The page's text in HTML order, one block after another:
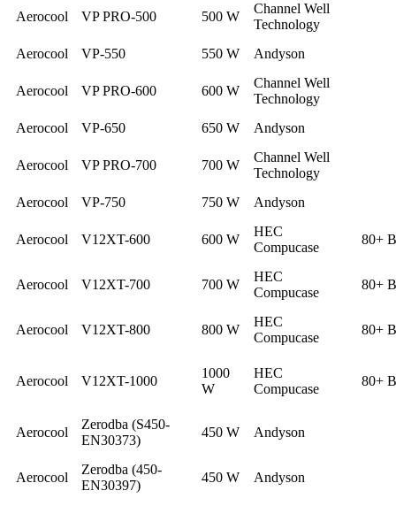
Aerocool VP PRO-500 500 W
Channel Well
Technology
Aerocool
VP-550 550 W Andyson
Aerocool VP PRO-600 600 W
Channel Well
Technology
Aerocool
VP-650 650 W Andyson
Aerocool VP PRO-700 700 W
Channel Well
Technology
Aerocool
VP-750 750 W Andyson
Aerocool V12XT-600 600 W
HEC
Compucase
80+
Aerocool V12XT-700 700 W
HEC
Compucase
80+
Aerocool V12XT-800 800 W
HEC
Compucase
80+
Aerocool V12XT-1000
1000
W
HEC
Compucase
80+
Aerocool
Zerodba (S450-
EN30373)
450 W Andyson
Aerocool
Zerodba (450-
EN30397)
450 W Andyson